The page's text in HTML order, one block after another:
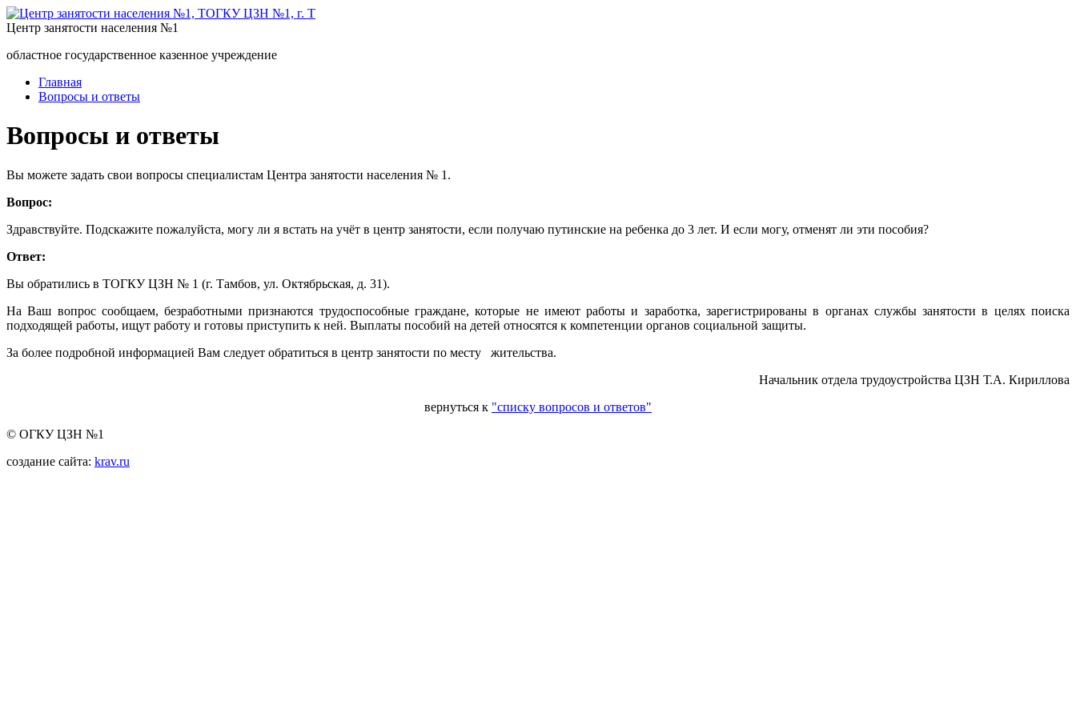
Центр занятости населения №1
областное государственное казенное учреждение
Главная
Вопросы и ответы
Вопросы и ответы
Вы можете задать свои вопросы специалистам Центра занятости населения № 1.
Вопрос:
Здравствуйте. Подскажите пожалуйста, могу ли я встать на учёт в центр занятости, если получаю путинские на ребенка до 3 лет. И если могу, отменят ли эти пособия?
Ответ:
Вы обратились в ТОГКУ ЦЗН № 1 (г. Тамбов, ул. Октябрьская, д. 31).
На Ваш вопрос сообщаем, безработными признаются трудоспособные граждане, которые не имеют работы и заработка, зарегистрированы в органах службы занятости в целях поиска
подходящей работы, ищут работу и готовы приступить к ней. Выплаты пособий на детей относятся к компетенции органов социальной защиты.
За более подробной информацией Вам следует обратиться в центр занятости по месту жительства.
Начальник отдела трудоустройства ЦЗН Т.А. Кириллова
вернуться к "списку вопросов и ответов"
© ОГКУ ЦЗН №1
создание сайта: krav.ru